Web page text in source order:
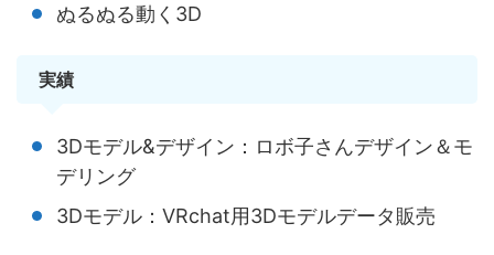
ぬるぬる動く3D
実績
3Dモデル&デザイン：ロボ子さんデザイン＆モ
デリング
3Dモデル：VRchat用3Dモデルデータ販売